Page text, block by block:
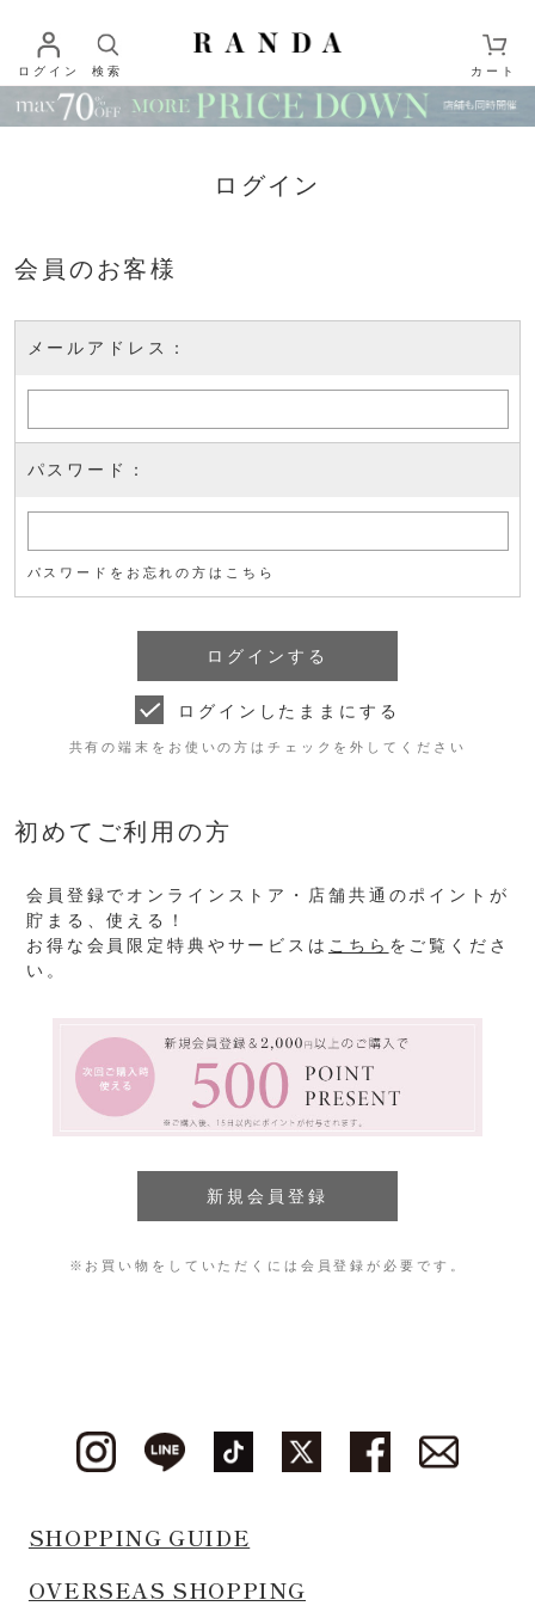
ログイン 検索 カート
ログイン
会員のお客様
メールアドレス：
パスワード：
パスワードをお忘れの方はこちら
ログインしたままにする
共有の端末をお使いの方はチェックを外してください
初めてご利用の方
会員登録でオンラインストア・店舗共通のポイントが
貯まる、使える！
お得な会員限定特典やサービスは こちら をご覧くださ
い。
※お買い物をしていただくには会員登録が必要です。
SHOPPING GUIDE
OVERSEAS SHOPPING